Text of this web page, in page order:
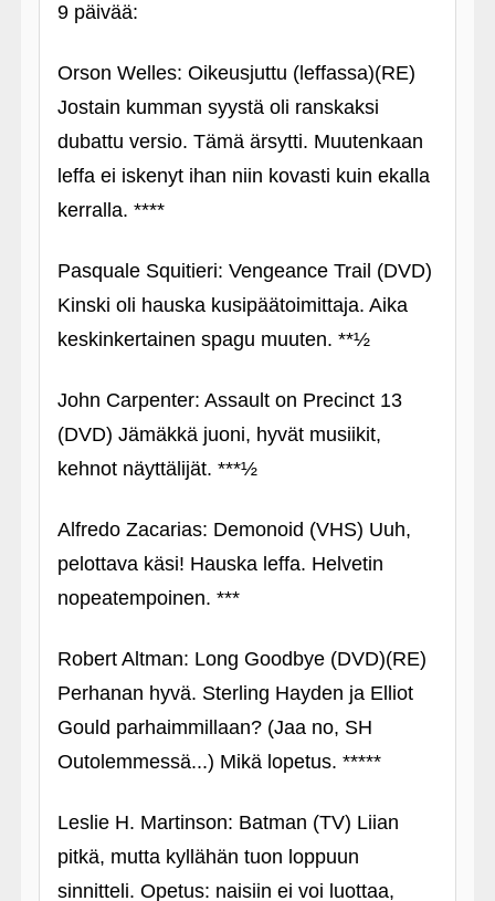
9 päivää:
Orson Welles: Oikeusjuttu (leffassa)(RE)
Jostain kumman syystä oli ranskaksi
dubattu versio. Tämä ärsytti. Muutenkaan
leffa ei iskenyt ihan niin kovasti kuin ekalla
kerralla. ****
Pasquale Squitieri: Vengeance Trail (DVD)
Kinski oli hauska kusipäätoimittaja. Aika
keskinkertainen spagu muuten. **½
John Carpenter: Assault on Precinct 13
(DVD) Jämäkkä juoni, hyvät musiikit,
kehnot näyttälijät. ***½
Alfredo Zacarias: Demonoid (VHS) Uuh,
pelottava käsi! Hauska leffa. Helvetin
nopeatempoinen. ***
Robert Altman: Long Goodbye (DVD)(RE)
Perhanan hyvä. Sterling Hayden ja Elliot
Gould parhaimmillaan? (Jaa no, SH
Outolemmessä...) Mikä lopetus. *****
Leslie H. Martinson: Batman (TV) Liian
pitkä, mutta kyllähän tuon loppuun
sinnitteli. Opetus: naisiin ei voi luottaa,